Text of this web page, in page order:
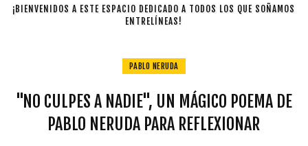
¡BIENVENIDOS A ESTE ESPACIO DEDICADO A TODOS LOS QUE SOÑAMOS
ENTRELÍNEAS!
PABLO NERUDA
"NO CULPES A NADIE", UN MÁGICO POEMA DE
PABLO NERUDA PARA REFLEXIONAR